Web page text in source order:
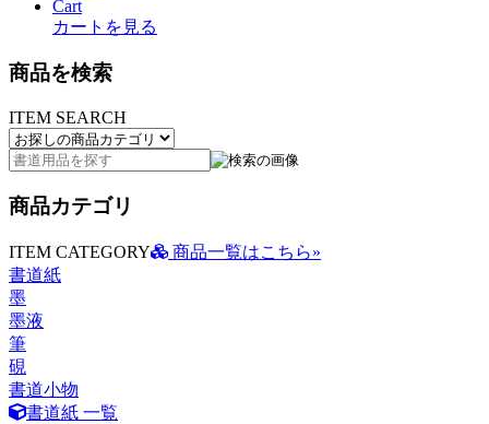
Cart
カートを見る
商品を検索
ITEM SEARCH
商品カテゴリ
ITEM CATEGORY
商品一覧はこちら»
書道紙
墨
墨液
筆
硯
書道小物
書道紙 一覧